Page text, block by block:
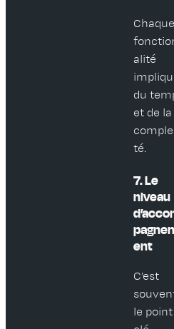
Chaque
alité
du
et de la
té.
7. Le
niveau
ent
C’est
le point